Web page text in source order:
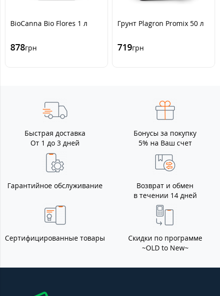
BioCanna Bio Flores 1 л
878грн
Грунт Plagron Promix 50 л
719грн
Быстрая доставка
От 1 до 3 дней
Бонусы за покупку
5% на Ваш счет
Гарантийное обслуживание
Возврат и обмен
в течении 14 дней
Сертифицированные товары
Скидки по программе
~OLD to New~